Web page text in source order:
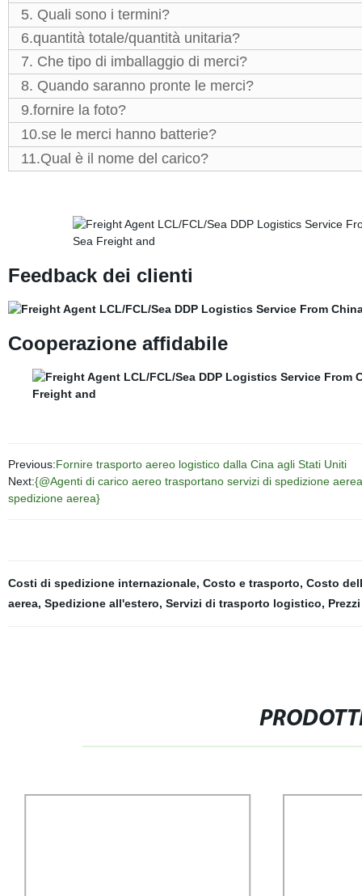
5. Quali sono i termini?
6.quantità totale/quantità unitaria?
7. Che tipo di imballaggio di merci?
8. Quando saranno pronte le merci?
9.fornire la foto?
10.se le merci hanno batterie?
11.Qual è il nome del carico?
Feedback dei clienti
Cooperazione affidabile
Previous:Fornire trasporto aereo logistico dalla Cina agli Stati Uniti
Next:{@Agenti di carico aereo trasportano servizi di spedizione
spedizione aerea}
Costi di spedizione internazionale, Costo e trasporto, Costo
aerea, Spedizione all'estero, Servizi di trasporto logistico,